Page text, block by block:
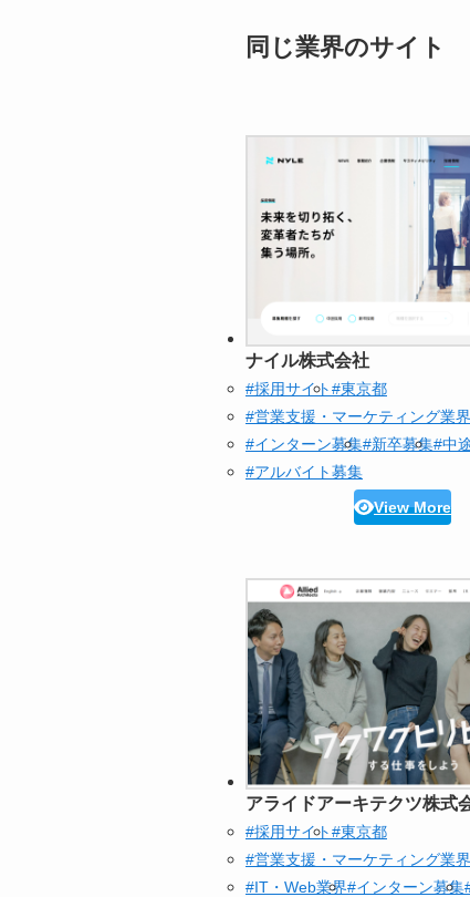
同じ業界のサイト
ナイル株式会社
#採用サイト#東京都
#営業支援・マーケティング業界
#インターン募集#新卒募集#中
#アルバイト募集
View More
アライドアーキテクツ株式
#採用サイト#東京都
#営業支援・マーケティング業界
#IT・Web業界#インターン募集